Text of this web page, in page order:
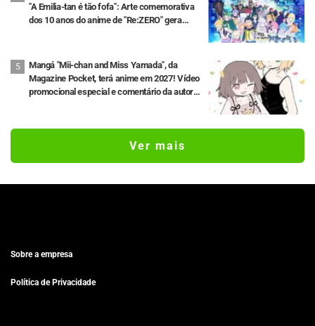
"A Emilia-tan é tão fofa": Arte comemorativa
dos 10 anos do anime de "Re:ZERO" gera
Mangá "Mii-chan and Miss Yamada", da
Magazine Pocket, terá anime em 2027! Vídeo
promocional especial e comentário da autora
trazer"
Ver mais
Sobre a empresa
Política de Privacidade